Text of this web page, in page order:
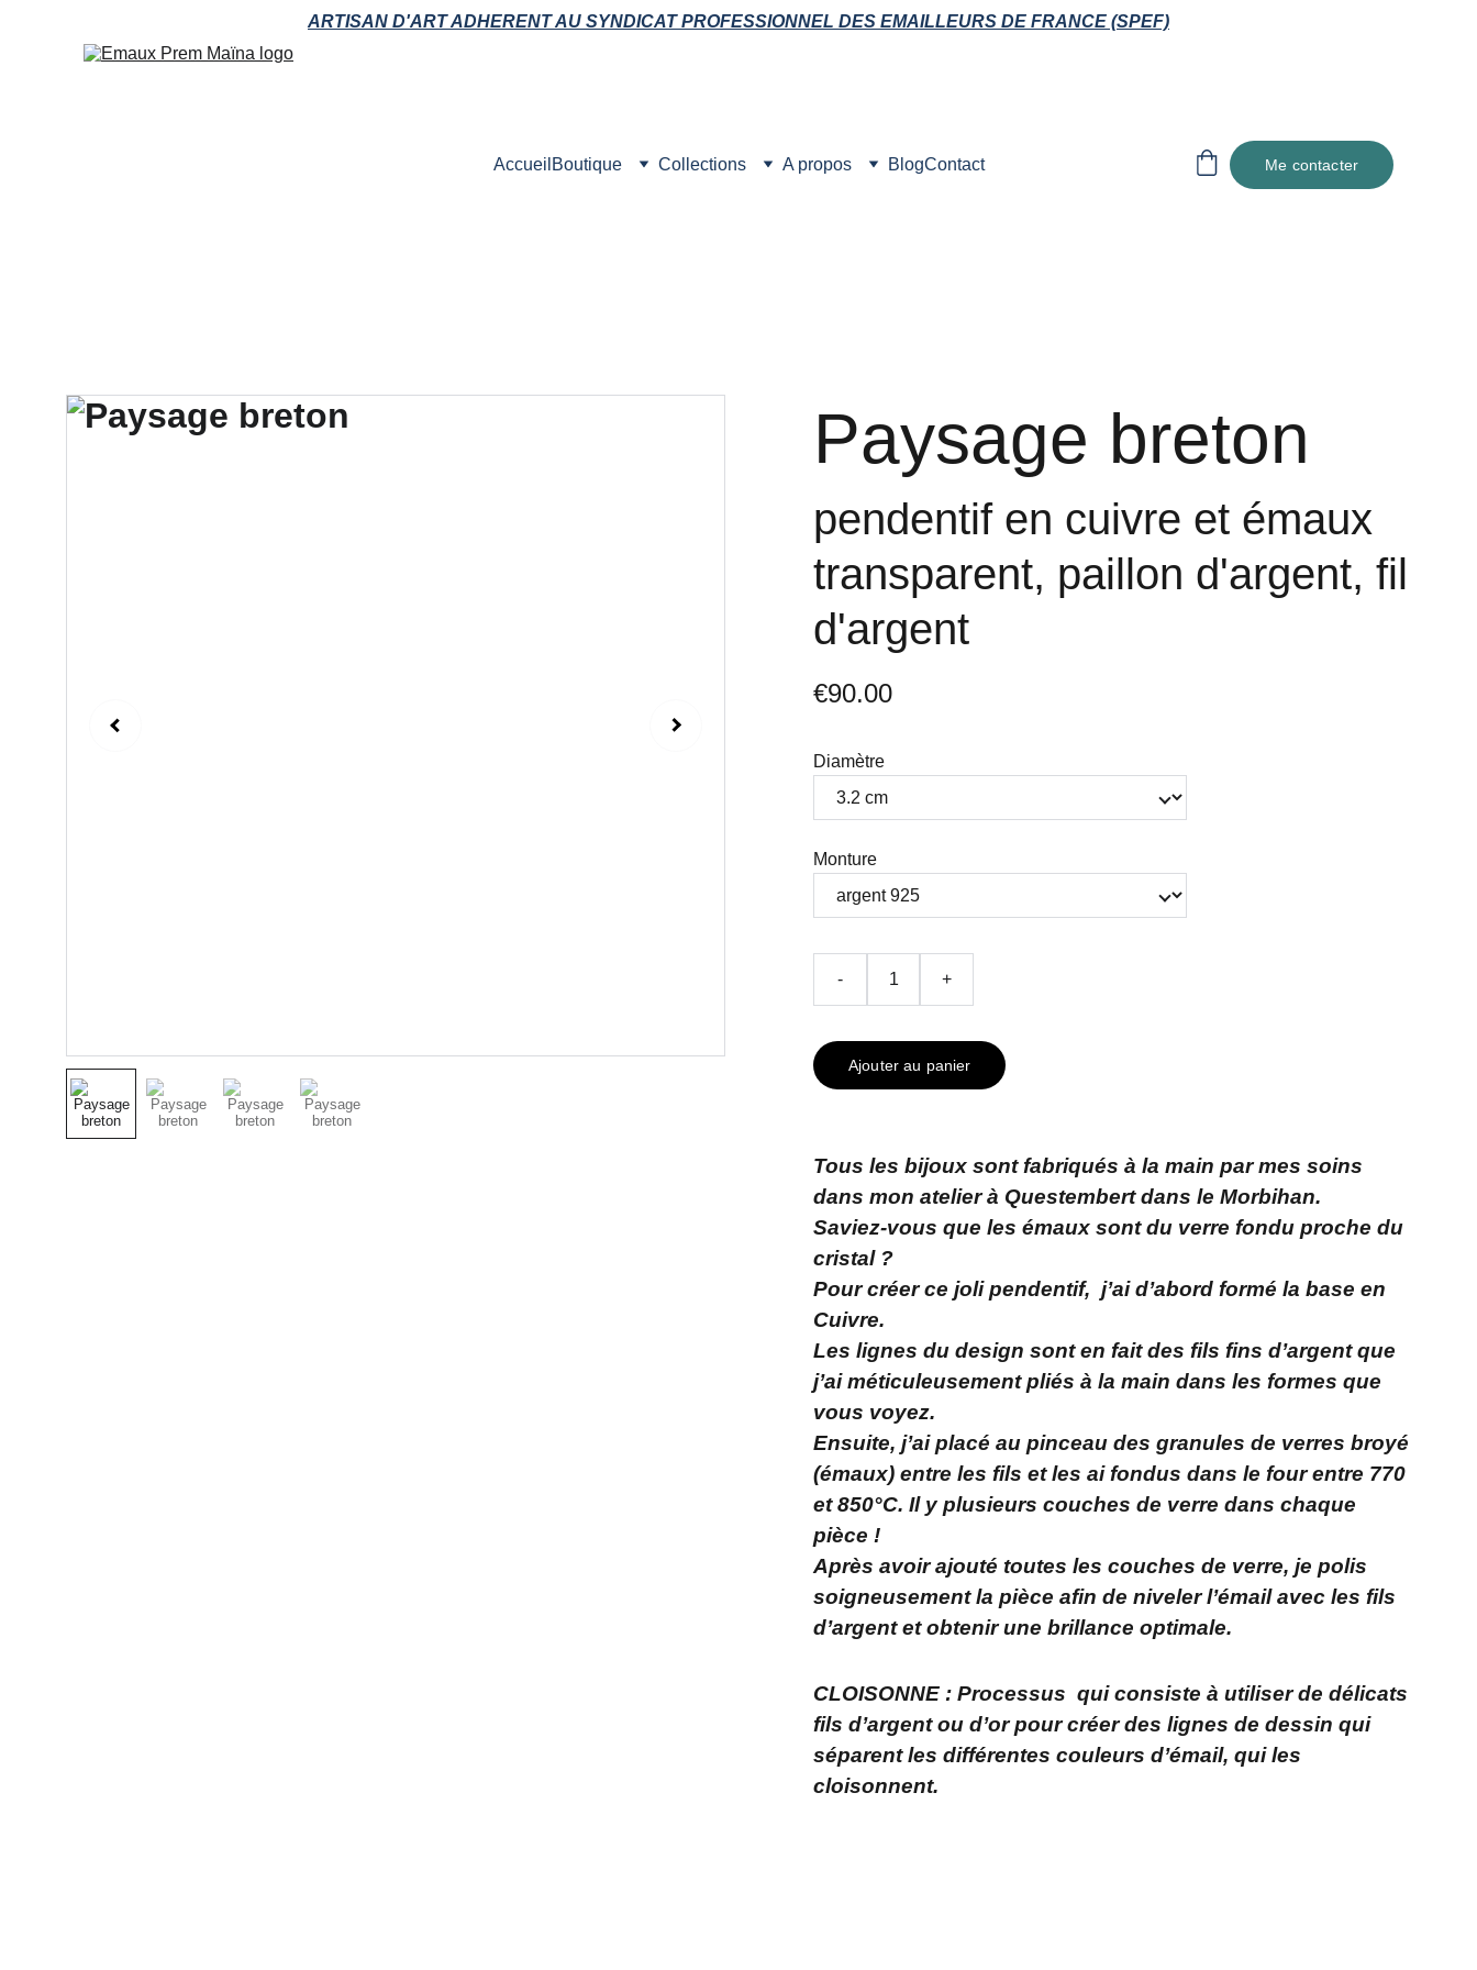
ARTISAN D'ART ADHERENT AU SYNDICAT PROFESSIONNEL DES EMAILLEURS DE FRANCE (SPEF)
Accueil Boutique Collections A propos BlogContact Me contacter
Paysage breton
pendentif en cuivre et émaux
transparent, paillon d'argent, fil
d'argent
€90.00
Diamètre
Monture
- +
Ajouter au panier
Tous les bijoux sont fabriqués à la main par mes soins
dans mon atelier à Questembert dans le Morbihan.
Saviez-vous que les émaux sont du verre fondu proche du
cristal ?
Pour créer ce joli pendentif, j’ai d’abord formé la base en
Cuivre.
Les lignes du design sont en fait des fils fins d’argent que
j’ai méticuleusement pliés à la main dans les formes que
vous voyez.
Ensuite, j’ai placé au pinceau des granules de verres broyé
(émaux) entre les fils et les ai fondus dans le four entre 770
et 850°C. Il y plusieurs couches de verre dans chaque
pièce !
Après avoir ajouté toutes les couches de verre, je polis
soigneusement la pièce afin de niveler l’émail avec les fils
d’argent et obtenir une brillance optimale.
CLOISONNE : Processus qui consiste à utiliser de délicats
fils d’argent ou d’or pour créer des lignes de dessin qui
séparent les différentes couleurs d’émail, qui les
cloisonnent.